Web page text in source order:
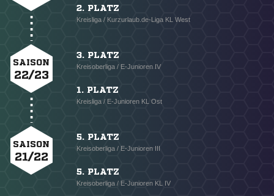
2. PLATZ
Kreisliga / Kurzurlaub.de-Liga KL West
SAISON
22/23
3. PLATZ
Kreisoberliga / E-Junioren IV
1. PLATZ
Kreisliga / E-Junioren KL Ost
SAISON
21/22
5. PLATZ
Kreisoberliga / E-Junioren III
5. PLATZ
Kreisoberliga / E-Junioren KL IV